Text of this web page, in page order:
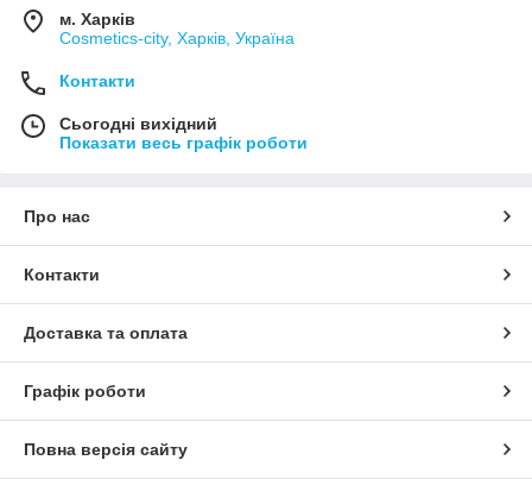
м. Харків
Cosmetics-city, Харків, Україна
Контакти
Сьогодні вихідний
Показати весь графік роботи
Про нас
Контакти
Доставка та оплата
Графік роботи
Повна версія сайту